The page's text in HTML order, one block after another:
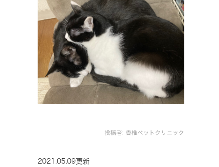
投稿者: 香椎ペットクリニック
2021.05.09更新